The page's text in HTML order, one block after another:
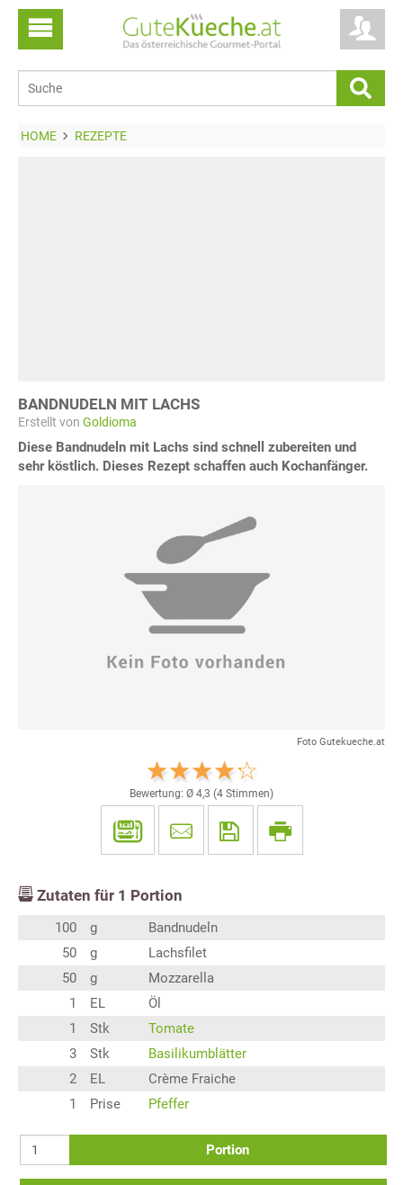
HOME REZEPTE
BANDNUDELN MIT LACHS
Erstellt von Goldioma
Diese Bandnudeln mit Lachs sind schnell zubereiten und
sehr köstlich. Dieses Rezept schaffen auch Kochanfänger.
Foto Gutekueche.at
Bewertung: Ø 4,3 (4 Stimmen)
Zutaten für 1 Portion
100 g
Bandnudeln
50
g
Lachsfilet
50
g
Mozzarella
1
EL
Öl
1
Stk
Tomate
3
Stk
Basilikumblätter
2
EL
Crème Fraiche
1
Prise Pfeffer
Portion